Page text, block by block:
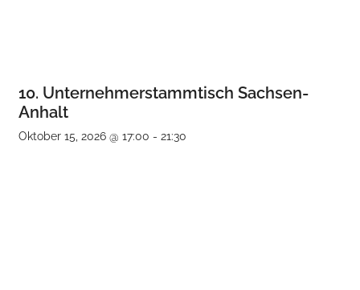
10. Unternehmerstammtisch Sachsen-
Anhalt
Oktober 15, 2026 @ 17:00 - 21:30